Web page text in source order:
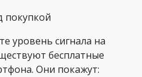
покупкой
уровень сигнала на
бесплатные
Они покажут: